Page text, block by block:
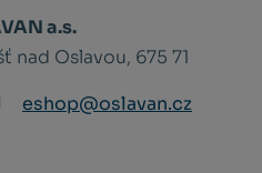
a.s.
nad Oslavou, 675 71
eshop@oslavan.cz